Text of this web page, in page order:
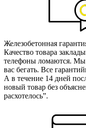
Железобетонная
Качество товара
телефоны ломаются. Мы
вас бегать. Все
А в течение 14 дней
новый товар без
расхотелось”.